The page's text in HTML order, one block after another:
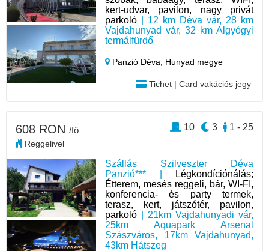
kert-udvar, pavilon, nagy privát
parkoló | 12 km Déva vár, 28 km
Vajdahunyad vár, 32 km Algyógyi
termálfürdő
Panzió Déva, Hunyad megye
Tichet | Card vakációs jegy
Szállás Szilveszter Déva
Panzió*** |
Légkondíciónálás;
Étterem, mesés reggeli, bár, WI-FI,
konferencia- és party termek,
terasz, kert, játszótér, pavilon,
parkoló | 21km Vajdahunyadi vár,
25km Aquapark Arsenal
Szászváros, 17km Vajdahunyad,
43km Hátszeg
608 RON /fő
Reggelivel
1 - 25
3
10